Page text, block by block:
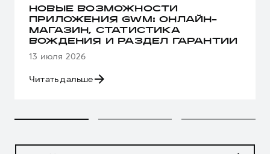
НОВЫЕ ВОЗМОЖНОСТИ
ПРИЛОЖЕНИЯ GWM: ОНЛАЙН-
МАГАЗИН, СТАТИСТИКА
ВОЖДЕНИЯ И РАЗДЕЛ ГАРАНТИИ
13 июля 2026
Читать дальше